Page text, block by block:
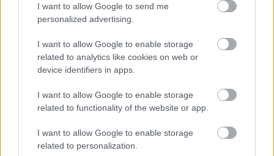
I want to allow Google to send me
personalized advertising.
I want to allow Google to enable storage
related to analytics like cookies on web or
device identifiers in apps.
I want to allow Google to enable storage
related to functionality of the website or app.
I want to allow Google to enable storage
related to personalization.
zsánerből.
Az élőhalott agyzabálók rengeteg formában
olykor némi pluszt is hozzácsaptak a készítők. Csavartak
néhányat a George A. Romero által tökéletesített
zsáneren. Ez a tendencia továbbra is folytatódni látszik,
hiszen újabbnál újabb zombifilmek érkeznek, amelyek